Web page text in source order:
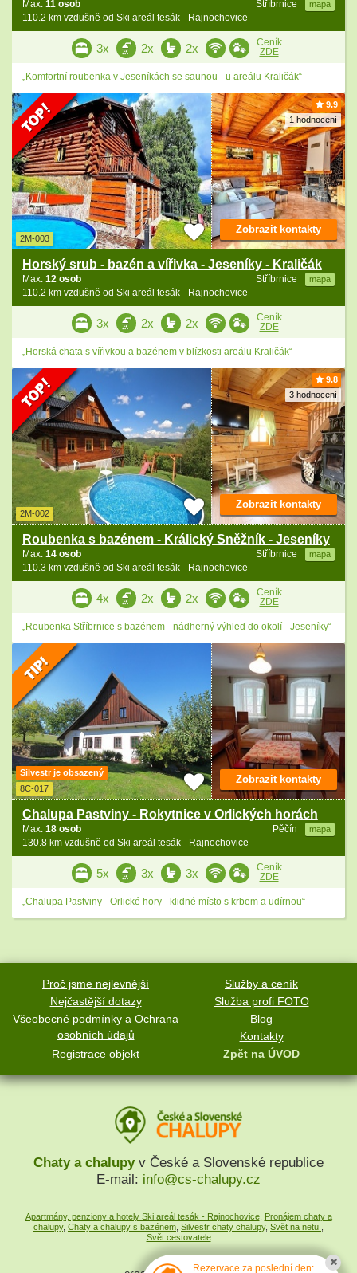
Stříbrnice mapa
Max. 11 osob
110.2 km vzdušně od Ski areál tesák - Rajnochovice
3x 2x 2x
Ceník
ZDE
„Komfortní roubenka v Jeseníkách se saunou - u areálu Kraličák“
9.9
1 hodnocení
2M-003
Horský srub - bazén a vířivka - Jeseníky - Kraličák
Stříbrnice mapa
Max. 12 osob
110.2 km vzdušně od Ski areál tesák - Rajnochovice
Zobrazit kontakty
3x 2x 2x
Ceník
ZDE
„Horská chata s vířivkou a bazénem v blízkosti areálu Kraličák“
9.8
3 hodnocení
2M-002
Roubenka s bazénem - Králický Sněžník - Jeseníky
Stříbrnice mapa
Max. 14 osob
110.3 km vzdušně od Ski areál tesák - Rajnochovice
Zobrazit kontakty
4x 2x 2x
Ceník
ZDE
„Roubenka Stříbrnice s bazénem - nádherný výhled do okolí - Jeseníky“
Silvestr je obsazený
8C-017
Chalupa Pastviny - Rokytnice v Orlických horách
Pěčín mapa
Max. 18 osob
130.8 km vzdušně od Ski areál tesák - Rajnochovice
Zobrazit kontakty
5x 3x 3x
Ceník
ZDE
„Chalupa Pastviny - Orlické hory - klidné místo s krbem a udírnou“
Proč jsme nejlevnější
Služby a ceník
Nejčastější dotazy
Služba profi FOTO
Všeobecné podmínky a Ochrana
osobních údajů
Blog
Kontakty
Registrace objekt
Zpět na ÚVOD
Chaty a chalupyv České a Slovenské republice
E-mail: info@cs-chalupy.cz
Apartmány, penziony a hotely Ski areál tesák - Rajnochovice, Pronájem chaty a
chalupy, Chaty a chalupy s bazénem Silvestr chaty chalupy, Svět na netu
Svět cestovatele
Rezervace za poslední den: